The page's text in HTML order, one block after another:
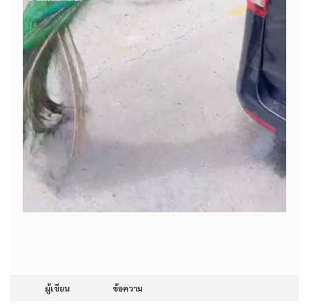
ผู้เขียน ข้อความ